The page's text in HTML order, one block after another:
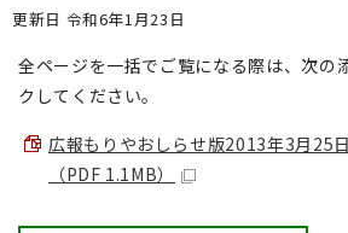
更新日 令和6年1月23日
全ページを一括でご覧になる際は、次の
クしてください。
広報もりやおしらせ版2013年3月25
（PDF 1.1MB）